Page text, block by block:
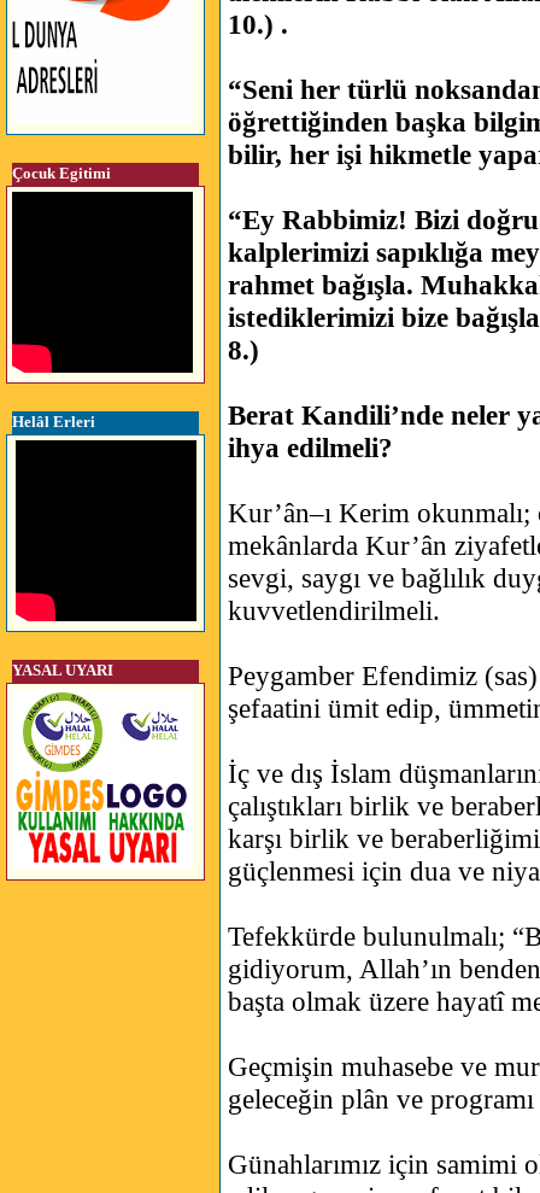
Çocuk Egitimi
Helâl Erleri
YASAL UYARI
10.) .
“Seni her türlü
öğrettiğinden başka
bilir, her işi hikmetle
“Ey Rabbimiz! Bizi
kalplerimizi sapıklığa
rahmet bağışla.
istediklerimizi bize
8.)
Berat Kandili’nde neler
ihya edilmeli?
Kur’ân–ı Kerim
mekânlarda Kur’ân
sevgi, saygı ve bağlılık
kuvvetlendirilmeli.
Peygamber Efendimiz
şefaatini ümit edip,
İç ve dış İslam
çalıştıkları birlik ve
karşı birlik ve
güçlenmesi için dua ve
Tefekkürde bulunulmalı;
gidiyorum, Allah’ın
başta olmak üzere hayatî
Geçmişin muhasebe ve
geleceğin plân ve
Günahlarımız için samimi